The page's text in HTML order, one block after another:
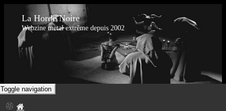
La Horde Noire
Webzine metal extrême depuis 2002
Toggle navigation